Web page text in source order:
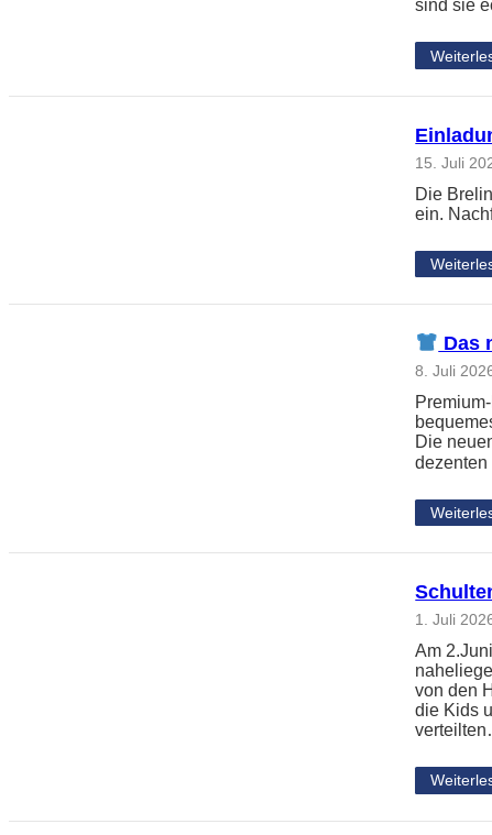
sind sie
15. Juli
Die
ein.
Das
8. Juli
Die
dezenten
1. Juli
Am
von den
die Kids